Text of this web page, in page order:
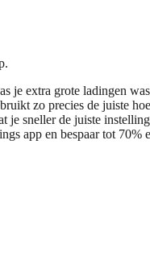
extra grote ladingen
zo precies de juiste
je sneller de juiste
app en bespaar tot 70%